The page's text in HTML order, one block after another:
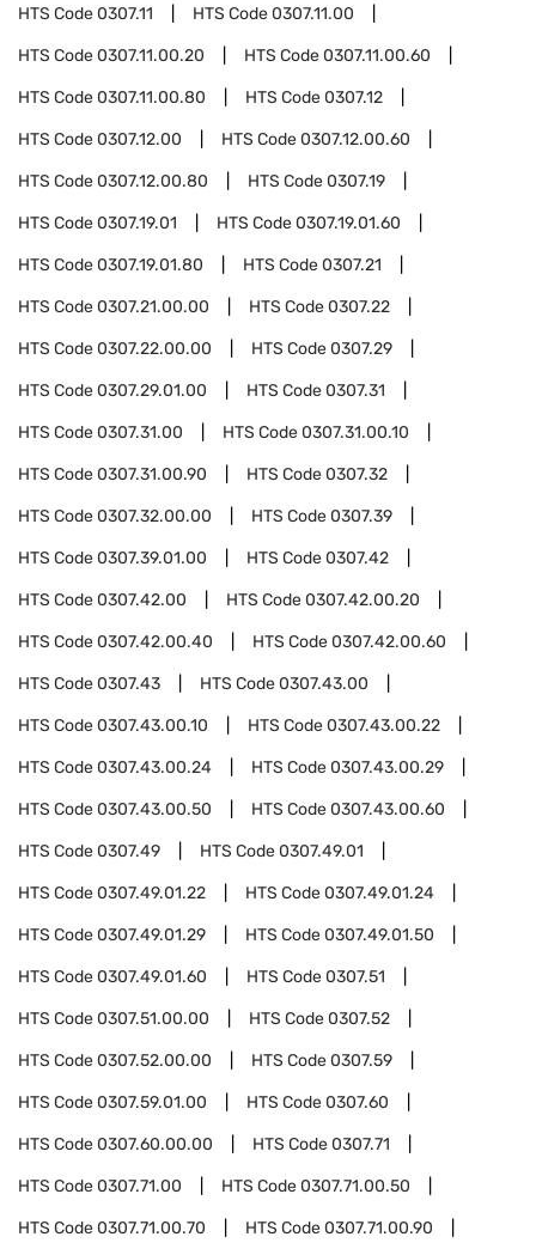
HTS Code0307.11 HTS Code0307.11.00
HTS Code0307.11.00.20 HTS Code0307.11.00.60
HTS Code0307.11.00.80 HTS Code0307.12
HTS Code0307.12.00 HTS Code0307.12.00.60
HTS Code0307.12.00.80 HTS Code0307.19
HTS Code0307.19.01 HTS Code0307.19.01.60
HTS Code0307.19.01.80 HTS Code0307.21
HTS Code0307.21.00.00 HTS Code0307.22
HTS Code0307.22.00.00 HTS Code0307.29
HTS Code0307.29.01.00 HTS Code0307.31
HTS Code0307.31.00 HTS Code0307.31.00.10
HTS Code0307.31.00.90 HTS Code0307.32
HTS Code0307.32.00.00 HTS Code0307.39
HTS Code0307.39.01.00 HTS Code0307.42
HTS Code0307.42.00 HTS Code0307.42.00.20
HTS Code0307.42.00.40 HTS Code0307.42.00.60
HTS Code0307.43 HTS Code0307.43.00
HTS Code0307.43.00.10 HTS Code0307.43.00.22
HTS Code0307.43.00.24 HTS Code0307.43.00.29
HTS Code0307.43.00.50 HTS Code0307.43.00.60
HTS Code0307.49 HTS Code0307.49.01
HTS Code0307.49.01.22 HTS Code0307.49.01.24
HTS Code0307.49.01.29 HTS Code0307.49.01.50
HTS Code0307.49.01.60 HTS Code0307.51
HTS Code0307.51.00.00 HTS Code0307.52
HTS Code0307.52.00.00 HTS Code0307.59
HTS Code0307.59.01.00 HTS Code0307.60
HTS Code0307.60.00.00 HTS Code0307.71
HTS Code0307.71.00 HTS Code0307.71.00.50
HTS Code0307.71.00.70 HTS Code0307.71.00.90